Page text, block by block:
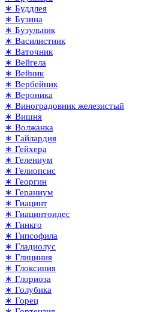
∗ Буддлея
∗ Бузина
∗ Бузульник
∗ Василистник
∗ Ваточник
∗ Вейгела
∗ Вейник
∗ Вербейник
∗ Вероника
∗ Виноградовник железистый
∗ Вишня
∗ Волжанка
∗ Гайлардия
∗ Гейхера
∗ Гелениум
∗ Гелиопсис
∗ Георгин
∗ Гераниум
∗ Гиацинт
∗ Гиацинтоидес
∗ Гинкго
∗ Гипсофила
∗ Гладиолус
∗ Глициния
∗ Глоксиния
∗ Глориоза
∗ Голубика
∗ Горец